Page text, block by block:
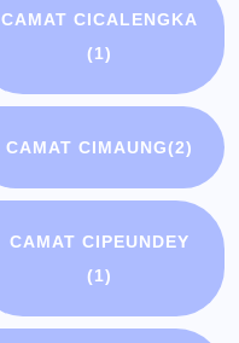
CAMAT CICALENGKA
(1)
CAMAT CIMAUNG(2)
CAMAT CIPEUNDEY
(1)